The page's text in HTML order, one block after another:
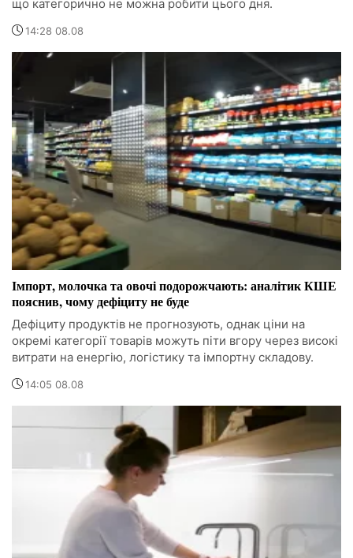
що категорично не можна робити цього дня.
14:28 08.08
Імпорт, молочка та овочі подорожчають: аналітик КШЕ
пояснив, чому дефіциту не буде
Дефіциту продуктів не прогнозують, однак ціни на
окремі категорії товарів можуть піти вгору через високі
витрати на енергію, логістику та імпортну складову.
14:05 08.08